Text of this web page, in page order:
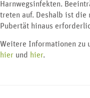
Harnwegsinfekten.
treten auf. Deshalb ist die
Pubertät hinaus
Weitere Informationen zu
hier und hier.